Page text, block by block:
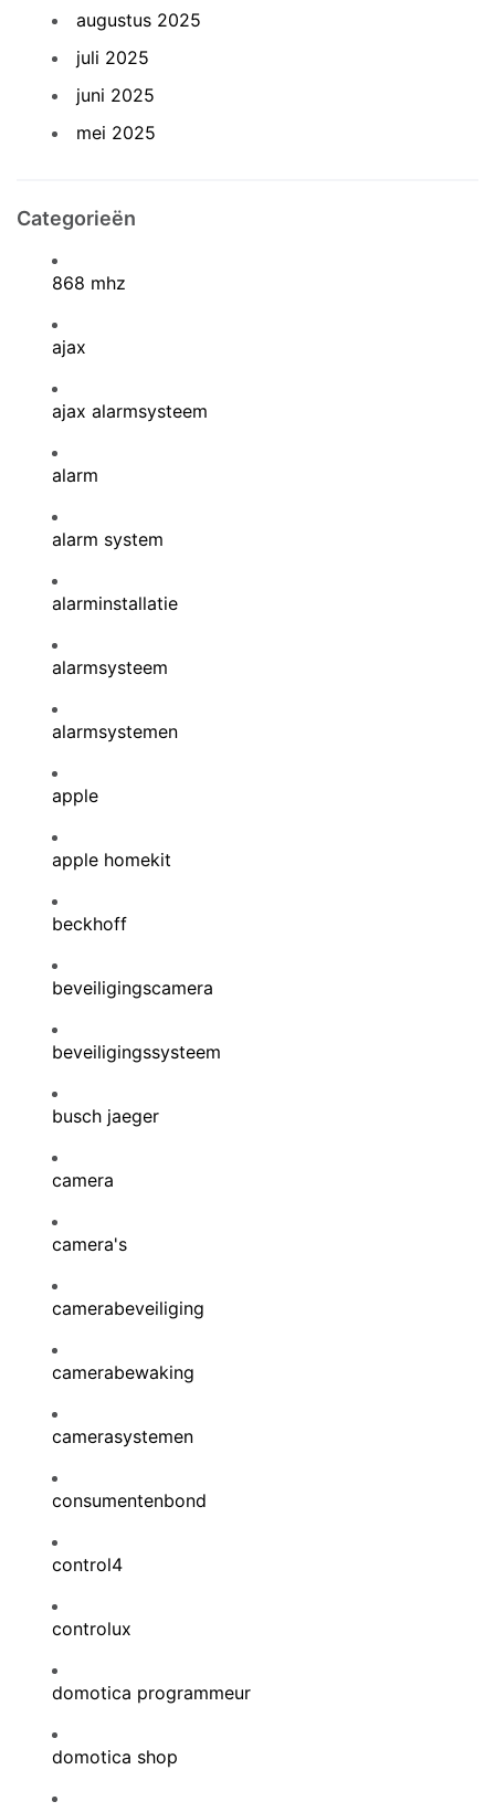
augustus 2025
juli 2025
juni 2025
mei 2025
Categorieën
868 mhz
ajax
ajax alarmsysteem
alarm
alarm system
alarminstallatie
alarmsysteem
alarmsystemen
apple
apple homekit
beckhoff
beveiligingscamera
beveiligingssysteem
busch jaeger
camera
camera's
camerabeveiliging
camerabewaking
camerasystemen
consumentenbond
control4
controlux
domotica programmeur
domotica shop